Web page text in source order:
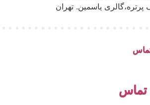
یاسمین. تهران